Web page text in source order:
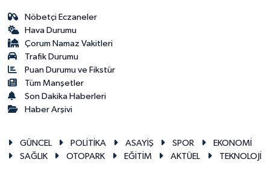
Nöbetçi Eczaneler
Hava Durumu
Çorum Namaz Vakitleri
Trafik Durumu
Puan Durumu ve Fikstür
Tüm Manşetler
Son Dakika Haberleri
Haber Arşivi
GÜNCEL POLİTİKA ASAYİŞ SPOR
EKONOMİ
SAĞLIK
OTOPARK EĞİTİM AKTÜEL TEKNOLOJİ